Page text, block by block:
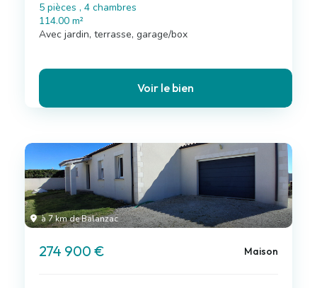
5 pièces , 4 chambres
114.00 m²
Avec jardin, terrasse, garage/box
Voir le bien
à 7 km de Balanzac
274 900 € Maison